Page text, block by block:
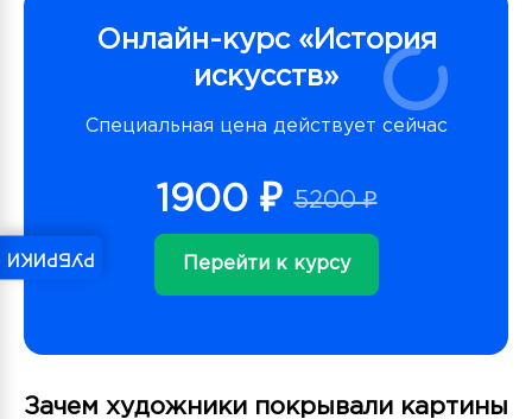
Онлайн-курс «История
искусств»
Специальная цена действует сейчас
1900 ₽ 5200 ₽
Перейти к курсу
Зачем художники покрывали картины
РУБРИКИ